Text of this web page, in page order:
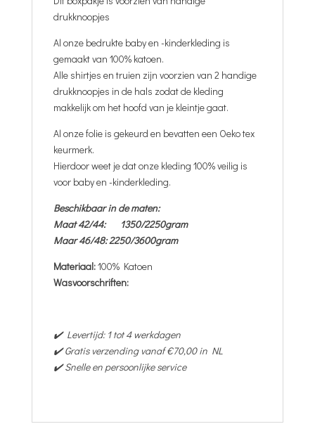
drukknoopjes
Al onze bedrukte baby en -kinderkleding is
gemaakt van 100% katoen.
Alle shirtjes en truien zijn voorzien van 2 handige
drukknoopjes in de hals zodat de kleding
makkelijk om het hoofd van je kleintje gaat.
Al onze folie is gekeurd en bevatten een Oeko tex
keurmerk.
Hierdoor weet je dat onze kleding 100% veilig is
voor baby en -kinderkleding.
Beschikbaar in de maten:
Maat 42/44: 1350/2250gram
Maar 46/48: 2250/3600gram
Materiaal:100% Katoen
Wasvoorschriften:
✔️ Levertijd: 1 tot 4 werkdagen
✔️ Gratis verzending vanaf €70,00 in NL
✔️ Snelle en persoonlijke service